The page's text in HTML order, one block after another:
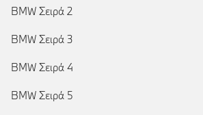
BMW Σειρά 2
BMW Σειρά 3
BMW Σειρά 4
BMW Σειρά 5